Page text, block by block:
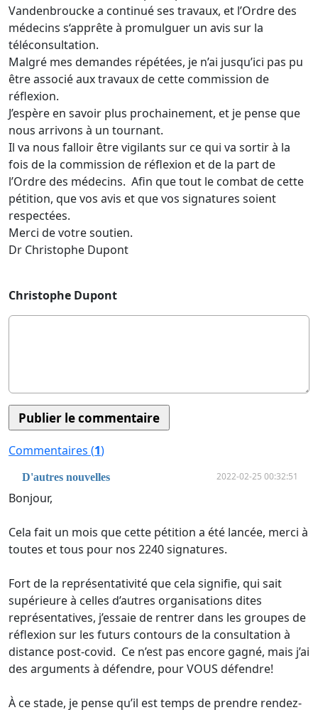
Vandenbroucke a continué ses travaux, et l’Ordre des
médecins s‘apprête à promulguer un avis sur la
téléconsultation.
Malgré mes demandes répétées, je n’ai jusqu’ici pas pu
être associé aux travaux de cette commission de
réflexion.
J’espère en savoir plus prochainement, et je pense que
nous arrivons à un tournant.
Il va nous falloir être vigilants sur ce qui va sortir à la
fois de la commission de réflexion et de la part de
l’Ordre des médecins. Afin que tout le combat de cette
pétition, que vos avis et que vos signatures soient
respectées.
Merci de votre soutien.
Dr Christophe Dupont
Christophe Dupont
Commentaires (1)
D'autres nouvelles 2022-02-25 00:32:51
Bonjour,
Cela fait un mois que cette pétition a été lancée, merci à
toutes et tous pour nos 2240 signatures.
Fort de la représentativité que cela signifie, qui sait
supérieure à celles d’autres organisations dites
représentatives, j’essaie de rentrer dans les groupes de
réflexion sur les futurs contours de la consultation à
distance post-covid. Ce n’est pas encore gagné, mais j’ai
des arguments à défendre, pour VOUS défendre!
À ce stade, je pense qu’il est temps de prendre rendez-